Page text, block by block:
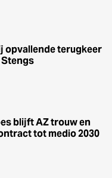
opvallende terugkeer
blijft AZ trouw en
tot medio 2030